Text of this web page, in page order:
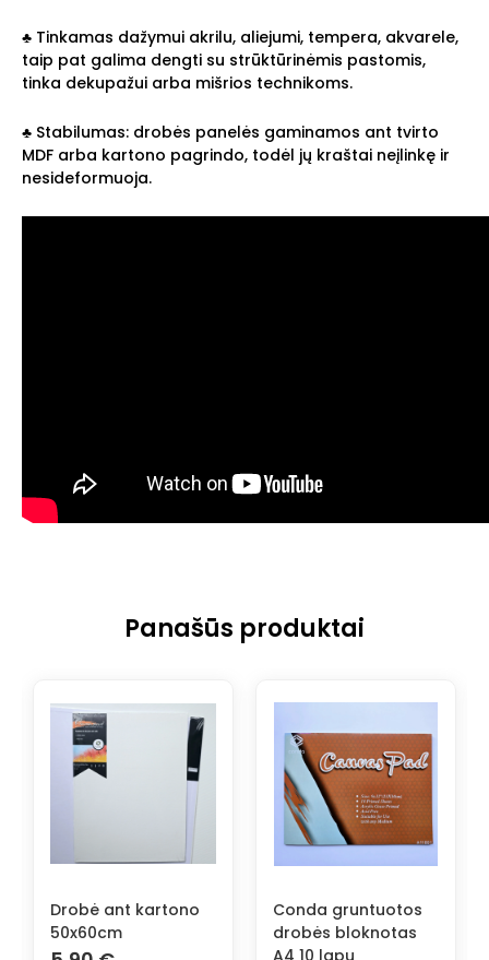
♣ Tinkamas dažymui akrilu, aliejumi, tempera, akvarele,
taip pat galima dengti su strūktūrinėmis pastomis,
tinka dekupažui arba mišrios technikoms.
♣ Stabilumas: drobės panelės gaminamos ant tvirto
MDF arba kartono pagrindo, todėl jų kraštai neįlinkę ir
nesideformuoja.
Panašūs produktai
Drobė ant kartono
50x60cm
Conda gruntuotos
drobės bloknotas
A4 10 lapų